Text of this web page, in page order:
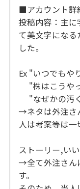
■アカウント詳
投稿内容：主
て美文字にな
した。
Ex "いつでもや
"株はこうや
"なぜかの汚
→ネタは外注さ
人は考案等は一
ストーリー,い
→全て外注さん
す。